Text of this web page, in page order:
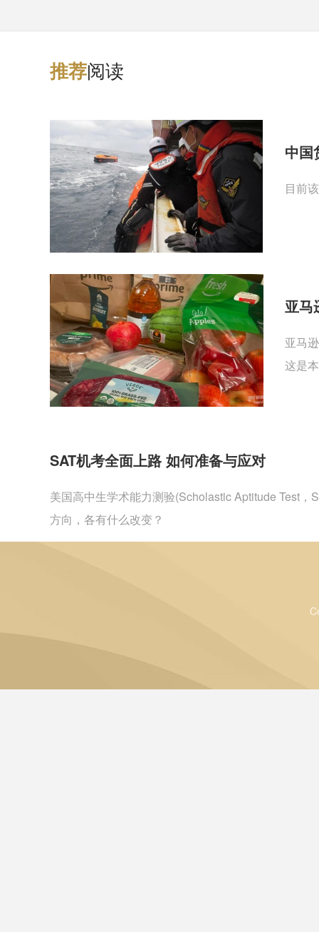
推荐阅读
中国
目前
亚马
亚马
这是
SAT机考全面上路 如何准备与应对
美国高中生学术能力测验(Scholastic Aptitude Test
方向，各有什么改变？